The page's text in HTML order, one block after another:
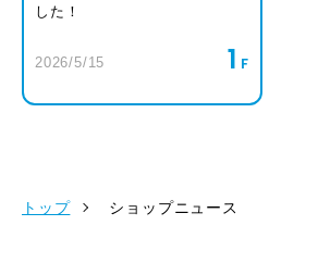
した！
2026/5/15 1
トップ ショップニュース